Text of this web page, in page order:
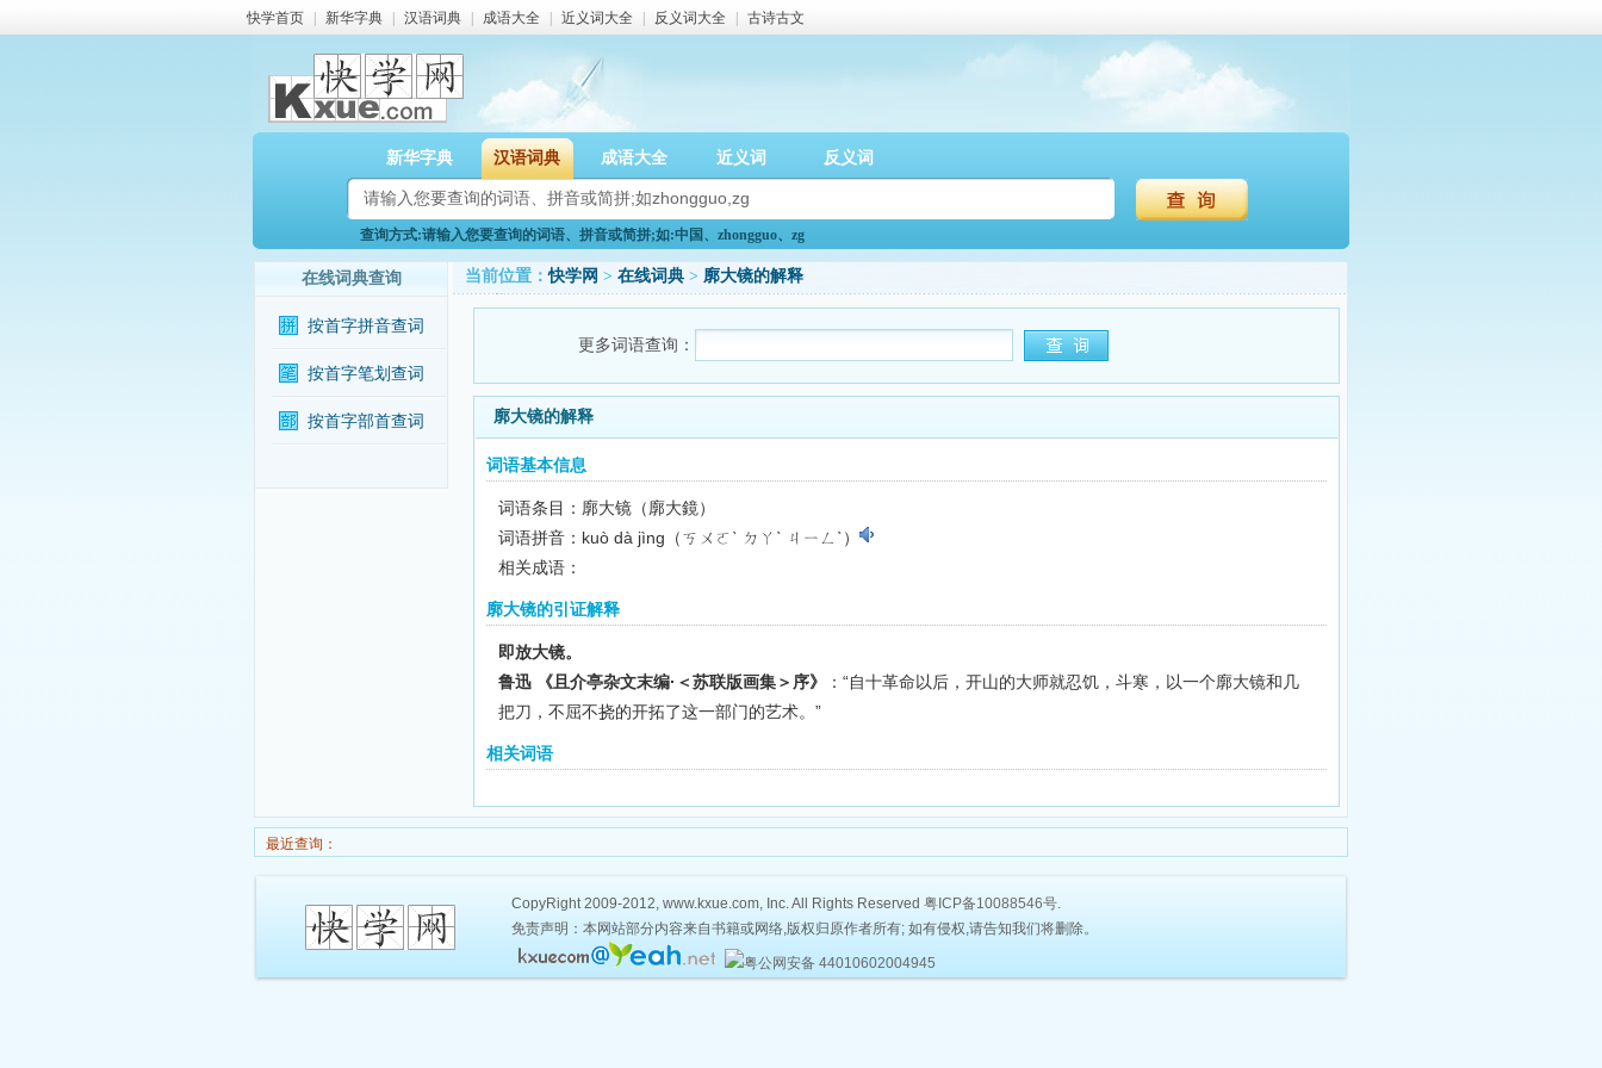
快学首页 新华字典 汉语词典 成语大全 近义词大全 反义词大全 古诗古文
新华字典 汉语词典 成语大全 近义词 反义词
查询方式:请输入您要查询的词语、拼音或简拼;如:中国、zhongguo、zg
在线词典查询
按首字拼音查词
按首字笔划查词
按首字部首查词
当前位置：快学网 > 在线词典 > 廓大镜的解释
更多词语查询：
廓大镜的解释
词语基本信息
词语条目：廓大镜（廓大鏡）
词语拼音：kuò dà jìng（ㄎㄨㄛˋ ㄉㄚˋ ㄐㄧㄥˋ）
相关成语：
廓大镜的引证解释
即放大镜。
鲁迅 《且介亭杂文末编·＜苏联版画集＞序》
：“自十革命以后，开山的大师就忍饥，斗寒，以一个廓大镜和几
把刀，不屈不挠的开拓了这一部门的艺术。”
相关词语
最近查询：
CopyRight 2009-2012, www.kxue.com, Inc. All Rights Reserved 粤ICP备10088546号.
免责声明：本网站部分内容来自书籍或网络,版权归原作者所有; 如有侵权,请告知我们将删除。
粤公网安备 44010602004945